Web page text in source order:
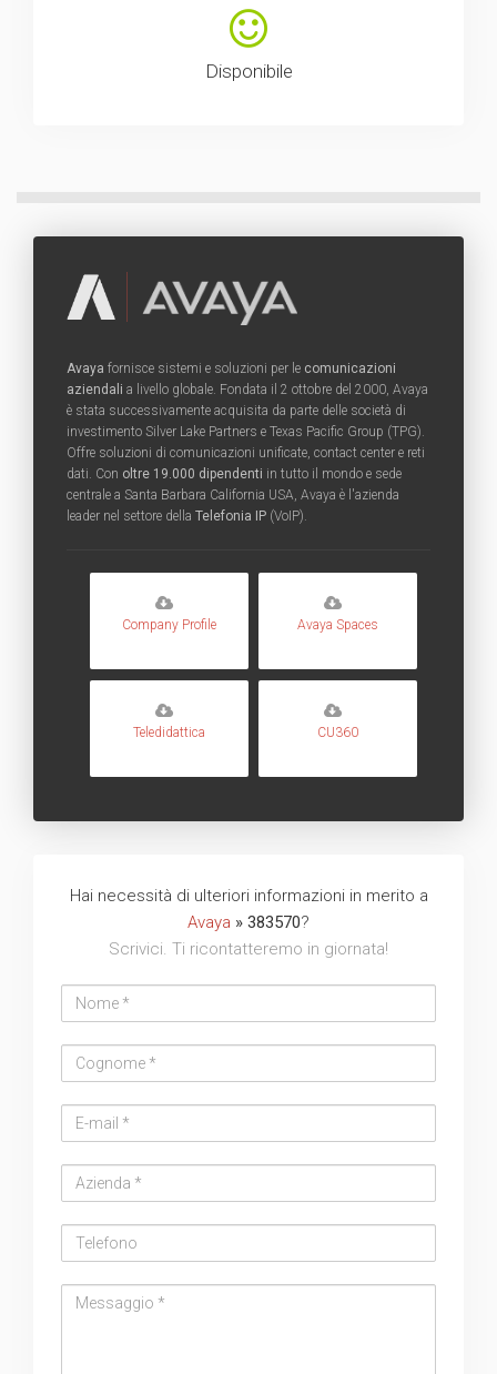
Disponibile
Avaya fornisce sistemi e soluzioni per le comunicazioni
aziendali a livello globale. Fondata il 2 ottobre del 2000, Avaya
è stata successivamente acquisita da parte delle società di
investimento Silver Lake Partners e Texas Pacific Group (TPG).
Offre soluzioni di comunicazioni unificate, contact center e reti
dati. Con oltre 19.000 dipendenti in tutto il mondo e sede
centrale a Santa Barbara California USA, Avaya è l'azienda
leader nel settore della Telefonia IP (VoIP).
Company Profile Avaya Spaces
Teledidattica CU360
Hai necessità di ulteriori informazioni in merito a
Avaya » 383570?
Scrivici. Ti ricontatteremo in giornata!
address